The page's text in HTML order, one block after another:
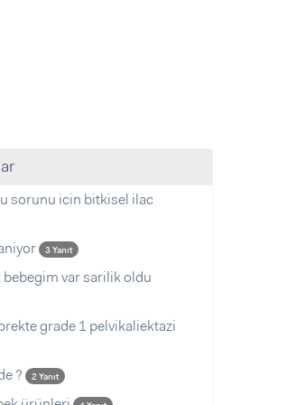
sorunu icin bitkisel ilac
3 Yanıt
bebegim var sarilik oldu
grade 1 pelvikaliektazi
? 2 Yanıt